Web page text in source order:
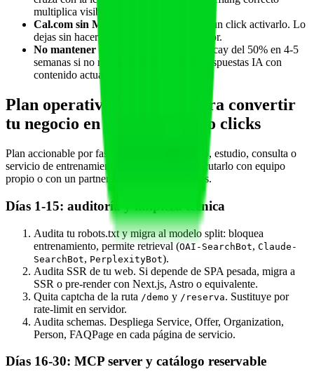
multiplica visibilidad LatAm + Spain.
Cal.com sin MCP server activado
. Es un click activarlo. Lo
dejas sin hacer y pierdes la mitad del valor.
No mantener el sitio fresco
. Citation decay del 50% en 4-5
semanas si no refrescas. Reaparece en respuestas IA con
contenido actualizado.
Plan operativo de 90 días para convertir
tu negocio en reservable cero clicks
Plan accionable por fases. Cualquier gimnasio, estudio, consulta o
servicio de entrenamiento personal puede ejecutarlo con equipo
propio o con un partner SaaS como Fitai Labs.
Días 1-15: auditoría y limpieza técnica
Audita tu robots.txt y migra al modelo split: bloquea
entrenamiento, permite retrieval (OAI-SearchBot, Claude-
SearchBot, PerplexityBot).
Audita SSR de tu web. Si depende de SPA pesada, migra a
SSR o pre-render con Next.js, Astro o equivalente.
Quita captcha de la ruta /demo y /reserva. Sustituye por
rate-limit en servidor.
Audita schemas. Despliega Service, Offer, Organization,
Person, FAQPage en cada página de servicio.
Días 16-30: MCP server y catálogo reservable